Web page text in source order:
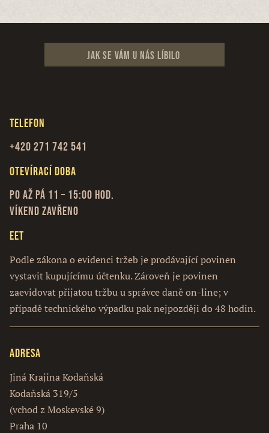
Jak se vám u nás líbilo
Telefon
+420 271 742 541
Otevírací doba
Po až Pá 11 – 15:00 hod.
Víkend zavřeno
EET
Podle zákona o evidenci tržeb je prodávající povinen
vystavit kupujícímu účtenku. Zároveň je povinen
zaevidovat přijatou tržbu u správce daně on-line; v
případě technického výpadku pak nejpozději do 48 hodin.
Adresa
Jiná Krajina Kodaňská
Kodaňská 319/5
(vchod z Moskevské 9)
Praha 10